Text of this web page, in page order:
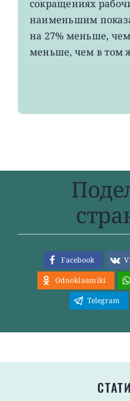
сокращениях
наименьшим
на 27% меньше,
меньше, чем в том
Facebook
Odnoklassniki
Telegram